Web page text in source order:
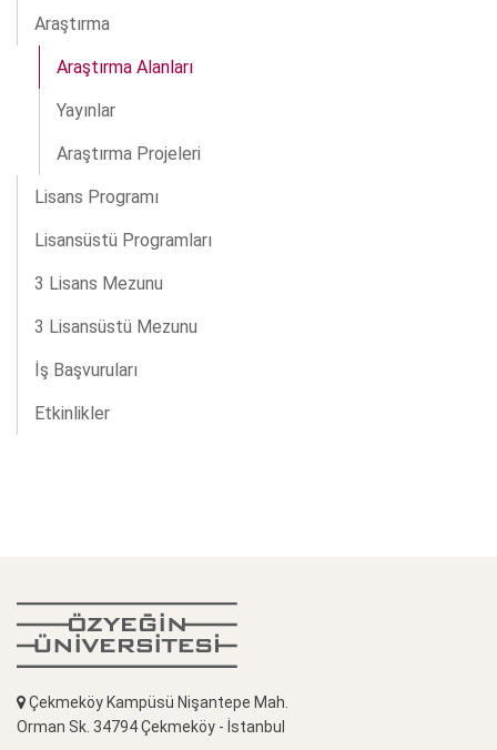
Araştırma
Araştırma Alanları
Yayınlar
Araştırma Projeleri
Lisans Programı
Lisansüstü Programları
3 Lisans Mezunu
3 Lisansüstü Mezunu
İş Başvuruları
Etkinlikler
Çekmeköy Kampüsü Nişantepe Mah.
Orman Sk. 34794 Çekmeköy - İstanbul